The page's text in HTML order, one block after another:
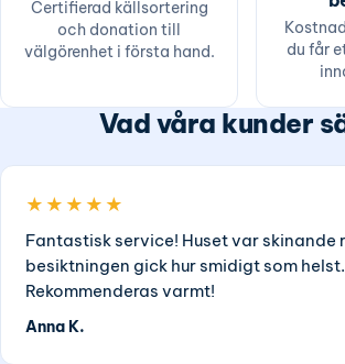
Certifierad källsortering
och donation till
välgörenhet i första hand.
du får
Vad våra kunder
★★★★★
Fantastisk service! Huset var skinande
besiktningen gick hur smidigt som helst.
Rekommenderas varmt!
Anna K.